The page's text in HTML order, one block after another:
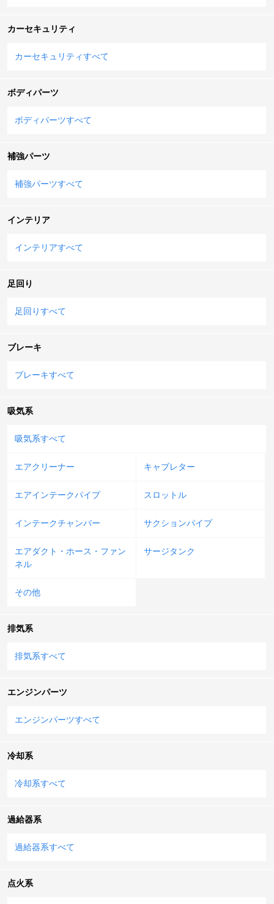
カーセキュリティ
カーセキュリティすべて
ボディパーツ
ボディパーツすべて
補強パーツ
補強パーツすべて
インテリア
インテリアすべて
足回り
足回りすべて
ブレーキ
ブレーキすべて
吸気系
吸気系すべて
エアクリーナー キャブレター
エアインテークパイプ スロットル
インテークチャンバー サクションパイプ
エアダクト・ホース・ファン
ネル
サージタンク
その他
排気系
排気系すべて
エンジンパーツ
エンジンパーツすべて
冷却系
冷却系すべて
過給器系
過給器系すべて
点火系